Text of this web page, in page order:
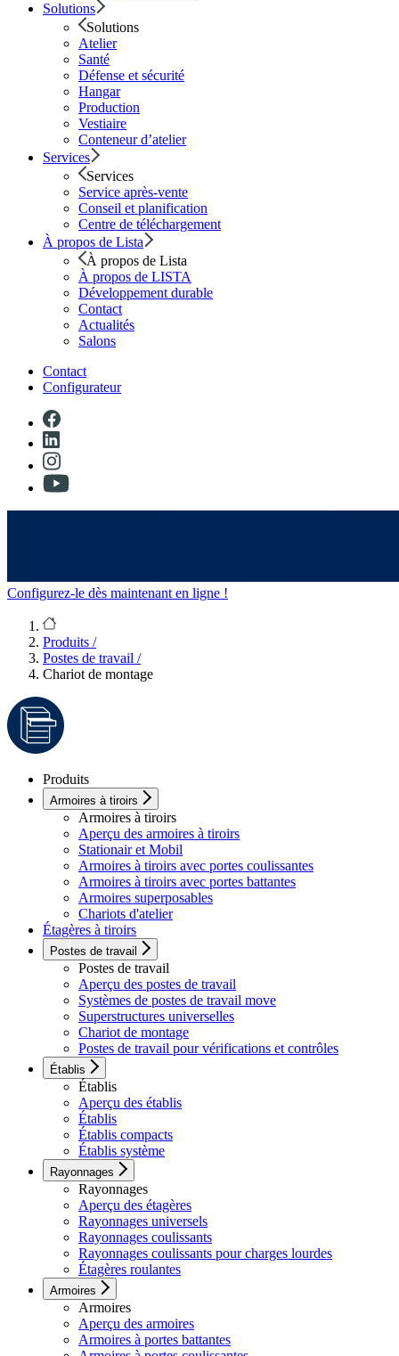
Solutions
Solutions
Atelier
Santé
Défense et sécurité
Hangar
Production
Vestiaire
Conteneur d’atelier
Services
Services
Service après-vente
Conseil et planification
Centre de téléchargement
À propos de Lista
À propos de Lista
À propos de LISTA
Développement durable
Contact
Actualités
Salons
Contact
Configurateur
Configurez-le dès maintenant en ligne !
Produits /
Postes de travail /
Chariot de montage
Produits
Armoires à tiroirs
Armoires à tiroirs
Aperçu des armoires à tiroirs
Stationair et Mobil
Armoires à tiroirs avec portes coulissantes
Armoires à tiroirs avec portes battantes
Armoires superposables
Chariots d'atelier
Étagères à tiroirs
Postes de travail
Postes de travail
Aperçu des postes de travail
Systèmes de postes de travail move
Superstructures universelles
Chariot de montage
Postes de travail pour vérifications et contrôles
Établis
Établis
Aperçu des établis
Établis
Établis compacts
Établis système
Rayonnages
Rayonnages
Aperçu des étagères
Rayonnages universels
Rayonnages coulissants
Rayonnages coulissants pour charges lourdes
Étagères roulantes
Armoires
Armoires
Aperçu des armoires
Armoires à portes battantes